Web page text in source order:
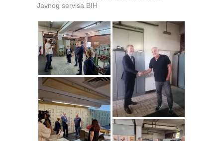
Javnog servisa BIH